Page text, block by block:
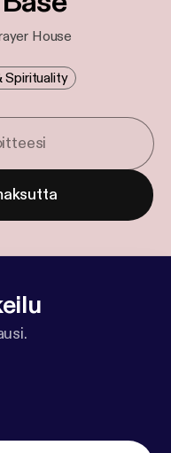
House
Spirituality